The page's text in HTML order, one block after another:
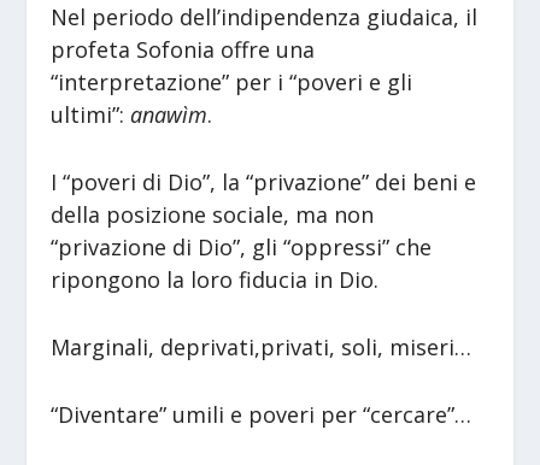
Nel periodo dell’indipendenza giudaica, il
profeta Sofonia offre una
“interpretazione” per i “poveri e gli
ultimi”: anawìm.
I “poveri di Dio”, la “privazione” dei beni e
della posizione sociale, ma non
“privazione di Dio”, gli “oppressi” che
ripongono la loro fiducia in Dio.
Marginali, deprivati,privati, soli, miseri…
“Diventare” umili e poveri per “cercare”…